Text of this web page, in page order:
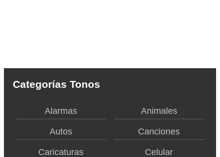
Categorías Tonos
Alarmas Animales
Autos Canciones
Caricaturas Celular